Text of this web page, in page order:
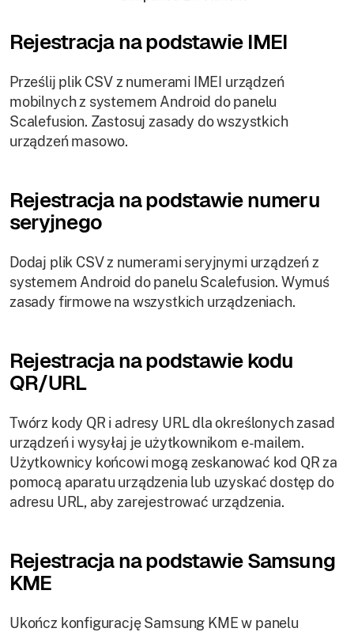
Rejestracja na podstawie IMEI
Prześlij plik CSV z numerami IMEI urządzeń
mobilnych z systemem Android do panelu
Scalefusion. Zastosuj zasady do wszystkich
urządzeń masowo.
Rejestracja na podstawie numeru
seryjnego
Dodaj plik CSV z numerami seryjnymi urządzeń z
systemem Android do panelu Scalefusion. Wymuś
zasady firmowe na wszystkich urządzeniach.
Rejestracja na podstawie kodu
QR/URL
Twórz kody QR i adresy URL dla określonych zasad
urządzeń i wysyłaj je użytkownikom e-mailem.
Użytkownicy końcowi mogą zeskanować kod QR za
pomocą aparatu urządzenia lub uzyskać dostęp do
adresu URL, aby zarejestrować urządzenia.
Rejestracja na podstawie Samsung
KME
Ukończ konfigurację Samsung KME w panelu